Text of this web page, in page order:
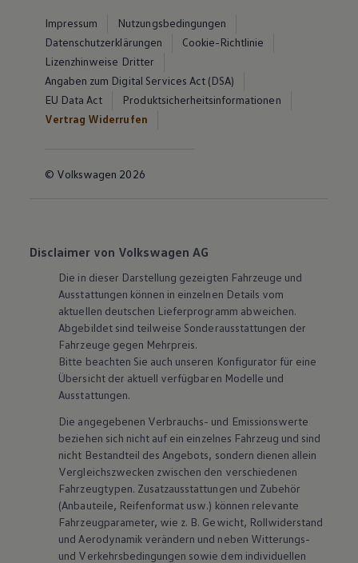
Impressum
Nutzungsbedingungen
Datenschutzerklärungen
Cookie-Richtlinie
Lizenzhinweise Dritter
Angaben zum Digital Services Act (DSA)
EU Data Act
Produktsicherheitsinformationen
Vertrag Widerrufen
© Volkswagen 2026
Disclaimer von Volkswagen AG
Die in dieser Darstellung gezeigten Fahrzeuge und
Ausstattungen können in einzelnen Details vom
aktuellen deutschen Lieferprogramm abweichen.
Abgebildet sind teilweise Sonderausstattungen der
Fahrzeuge gegen Mehrpreis.
Bitte beachten Sie auch unseren Konfigurator für eine
Übersicht der aktuell verfügbaren Modelle und
Ausstattungen.
Die angegebenen Verbrauchs- und Emissionswerte
beziehen sich nicht auf ein einzelnes Fahrzeug und sind
nicht Bestandteil des Angebots, sondern dienen allein
Vergleichszwecken zwischen den verschiedenen
Fahrzeugtypen. Zusatzausstattungen und Zubehör
(Anbauteile, Reifenformat usw.) können relevante
Fahrzeugparameter, wie z. B. Gewicht, Rollwiderstand
und Aerodynamik verändern und neben Witterungs-
und Verkehrsbedingungen sowie dem individuellen